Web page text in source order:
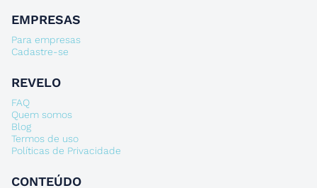
EMPRESAS
Para empresas
Cadastre-se
REVELO
FAQ
Quem somos
Blog
Termos de uso
Políticas de Privacidade
CONTEÚDO